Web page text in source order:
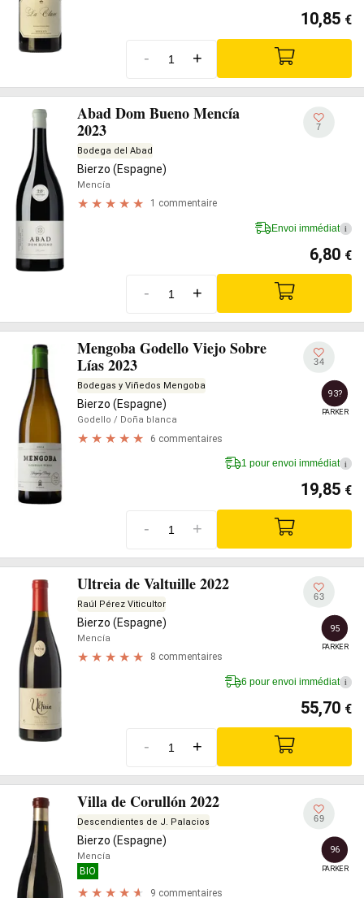
10,85 €
- +
Abad Dom Bueno Mencía
2023
Bodega del Abad
Bierzo (Espagne)
Mencía
1 commentaire
7
Envoi immédiat i
6,80 €
- +
Mengoba Godello Viejo Sobre
Lías 2023
Bodegas y Viñedos Mengoba
Bierzo (Espagne)
Godello / Doña blanca
6 commentaires
34
93?
PARKER
1 pour envoi immédiat i
19,85 €
- +
Ultreia de Valtuille 2022
Raúl Pérez Viticultor
Bierzo (Espagne)
Mencía
8 commentaires
63
95
PARKER
6 pour envoi immédiat i
55,70 €
- +
Villa de Corullón 2022
Descendientes de J. Palacios
Bierzo (Espagne)
Mencía
BIO
9 commentaires
69
96
PARKER